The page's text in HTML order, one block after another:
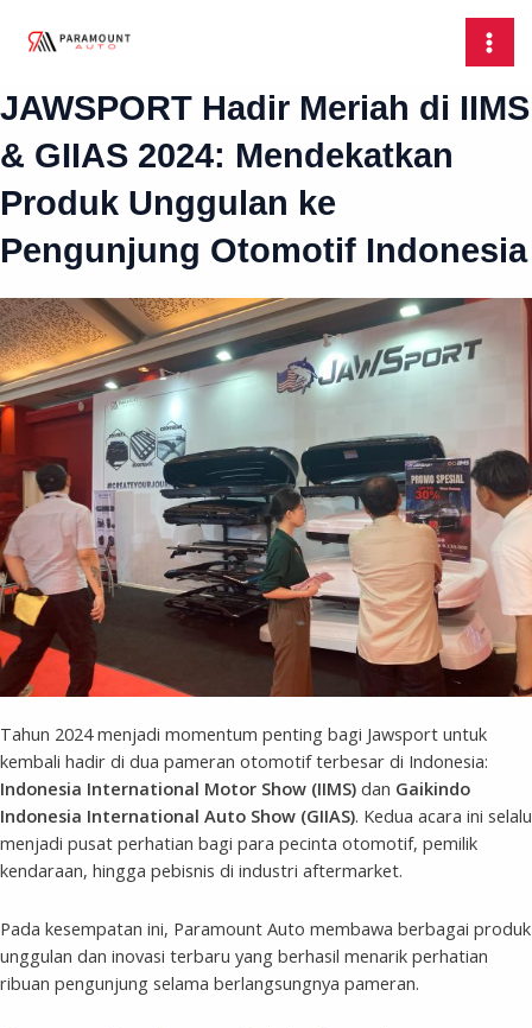
JAWSPORT Hadir Meriah di IIMS
& GIIAS 2024: Mendekatkan
Produk Unggulan ke
Pengunjung Otomotif Indonesia
Tahun 2024 menjadi momentum penting bagi Jawsport untuk
kembali hadir di dua pameran otomotif terbesar di Indonesia:
Indonesia International Motor Show (IIMS) dan Gaikindo
Indonesia International Auto Show (GIIAS). Kedua acara ini selalu
menjadi pusat perhatian bagi para pecinta otomotif, pemilik
kendaraan, hingga pebisnis di industri aftermarket.
Pada kesempatan ini, Paramount Auto membawa berbagai produk
unggulan dan inovasi terbaru yang berhasil menarik perhatian
ribuan pengunjung selama berlangsungnya pameran.